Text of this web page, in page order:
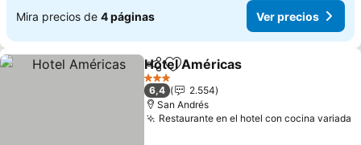
Mira precios de 4 páginas Ver precios
CompartirAgregar a favoritos
Hotel Américas
3 Estrellas
6,4
2.554
San Andrés
Restaurante en el hotel con cocina variada